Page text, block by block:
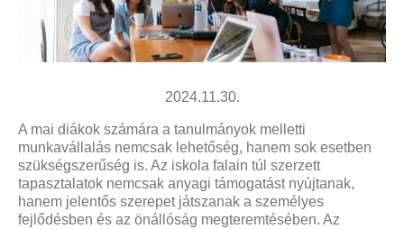
2024.11.30.
A mai diákok számára a tanulmányok melletti
munkavállalás nemcsak lehetőség, hanem sok esetben
szükségszerűség is. Az iskola falain túl szerzett
tapasztalatok nemcsak anyagi támogatást nyújtanak,
hanem jelentős szerepet játszanak a személyes
fejlődésben és az önállóság megteremtésében. Az